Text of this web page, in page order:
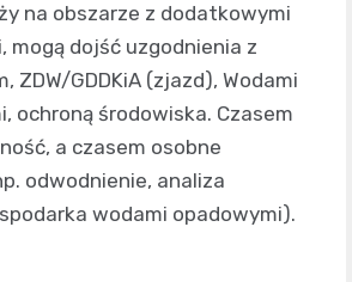
na obszarze z dodatkowymi
mogą dojść uzgodnienia z
ZDW/GDDKiA (zjazd), Wodami
ochroną środowiska. Czasem
a czasem osobne
odwodnienie, analiza
wodami opadowymi).